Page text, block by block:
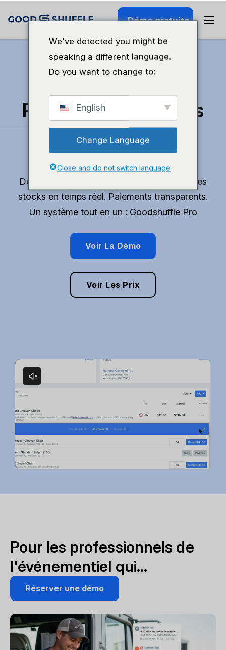
Démo gratuite
Retrouvez du temps
pour faire ce que
vous aimez.
Devis professionnels en 10 minutes. Suivi des
stocks en temps réel. Paiements transparents.
Un système tout en un : Goodshuffle Pro
Voir La Démo
Voir Les Prix
Pour les professionnels de
l'événementiel qui...
Réserver une démo
We've detected you might be
speaking a different language.
Do you want to change to:
English
Change Language
Close and do not switch language